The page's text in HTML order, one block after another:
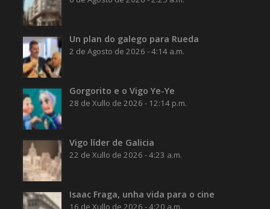
Un plan do galego para Rueda
2 de Agosto de 2026 - 4:14 a.m.
Gorgorito e o Vigo Ye-Ye
28 de Xullo de 2026 - 12:14 p.m.
Vigo líder de Galicia
22 de Xullo de 2026 - 4:23 a.m.
Isaac Fraga, unha vida para o cine
16 de Xullo de 2026 - 4:20 a.m.